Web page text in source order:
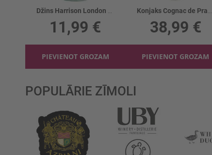
Džins Harrison London 37.5%
11,99 €
PIEVIENOT GROZAM
Konjaks Cognac de Pradiere VSOP 40%
38,99 €
PIEVIENOT GROZAM
POPULĀRIE ZĪMOLI